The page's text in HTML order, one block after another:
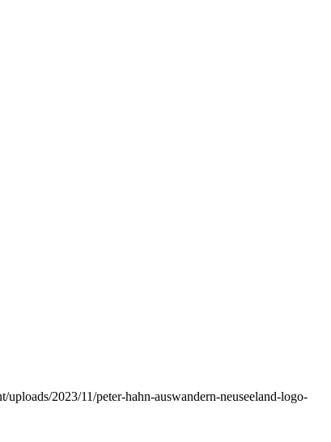
uploads/2023/11/peter-hahn-auswandern-neuseeland-logo-